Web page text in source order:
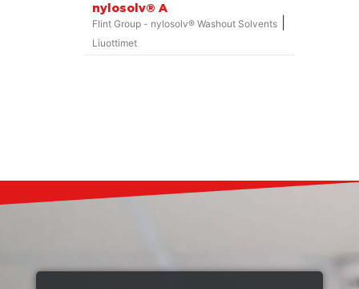
nylosolv® A
Flint Group - nylosolv® Washout Solvents
Liuottimet